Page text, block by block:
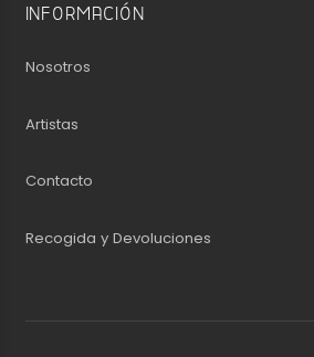
INFORMACIÓN
Nosotros
Artistas
Contacto
Recogida y Devoluciones